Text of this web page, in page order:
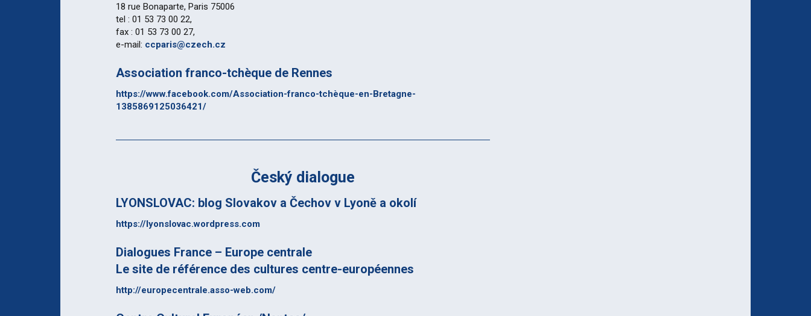
18 rue Bonaparte, Paris 75006
tel : 01 53 73 00 22,
fax : 01 53 73 00 27,
e-mail: ccparis@czech.cz
Association franco-tchèque de Rennes
https://www.facebook.com/Association-franco-tchèque-en-Bretagne-
1385869125036421/
Český dialogue
LYONSLOVAC: blog Slovakov a Čechov v Lyoně a okolí
https://lyonslovac.wordpress.com
Dialogues France – Europe centrale
Le site de référence des cultures centre-européennes
http://europecentrale.asso-web.com/